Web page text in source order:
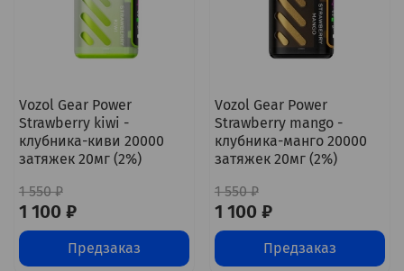
Vozol Gear Power
Strawberry kiwi -
клубника-киви 20000
затяжек 20мг (2%)
1 550 ₽
1 100 ₽
Предзаказ
Vozol Gear Power
Strawberry mango -
клубника-манго 20000
затяжек 20мг (2%)
1 550 ₽
1 100 ₽
Предзаказ